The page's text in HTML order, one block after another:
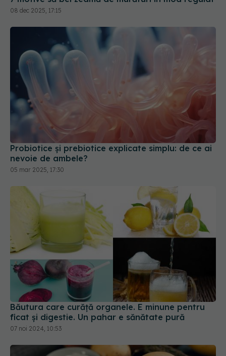
Probiotice și prebiotice explicate simplu: de ce ai
nevoie de ambele?
05 mar 2025, 17:30
Băutura care curăță organele. E minune pentru
ficat și digestie. Un pahar e sănătate pură
07 noi 2024, 10:53